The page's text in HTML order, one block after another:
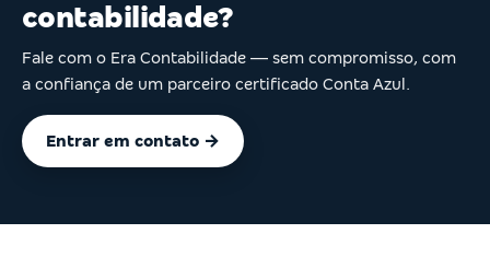
contabilidade?
Fale com o Era Contabilidade — sem compromisso, com
a confiança de um parceiro certificado Conta Azul.
Entrar em contato →